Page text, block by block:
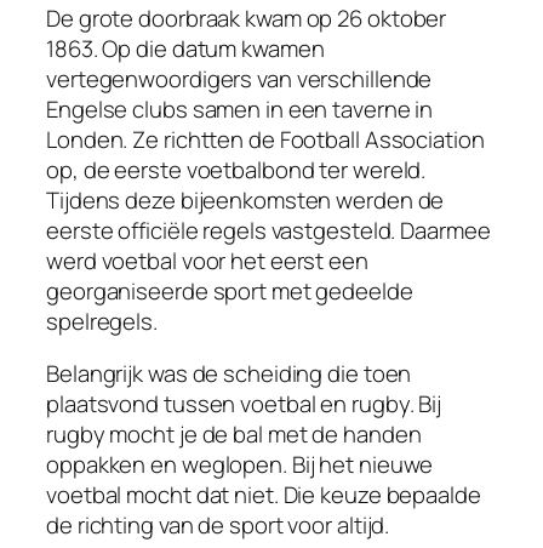
De grote doorbraak kwam op 26 oktober
1863. Op die datum kwamen
vertegenwoordigers van verschillende
Engelse clubs samen in een taverne in
Londen. Ze richtten de Football Association
op, de eerste voetbalbond ter wereld.
Tijdens deze bijeenkomsten werden de
eerste officiële regels vastgesteld. Daarmee
werd voetbal voor het eerst een
georganiseerde sport met gedeelde
spelregels.
Belangrijk was de scheiding die toen
plaatsvond tussen voetbal en rugby. Bij
rugby mocht je de bal met de handen
oppakken en weglopen. Bij het nieuwe
voetbal mocht dat niet. Die keuze bepaalde
de richting van de sport voor altijd.